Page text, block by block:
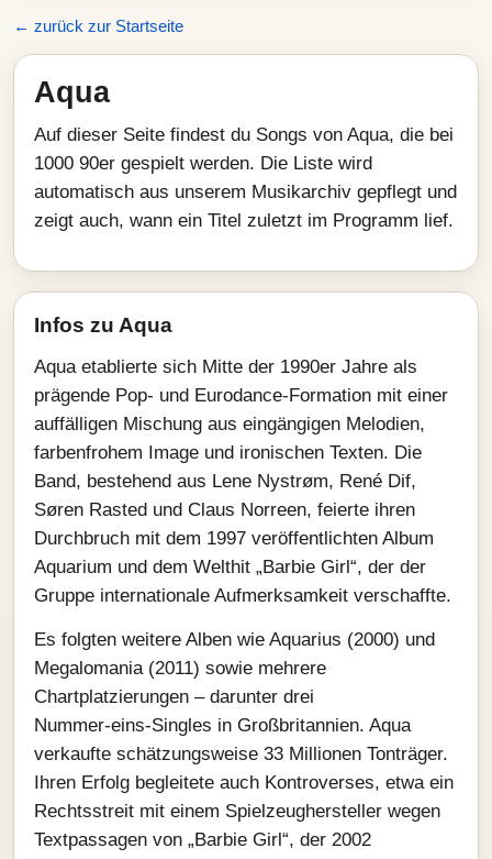
← zurück zur Startseite
Aqua
Auf dieser Seite findest du Songs von Aqua, die bei
1000 90er gespielt werden. Die Liste wird
automatisch aus unserem Musikarchiv gepflegt und
zeigt auch, wann ein Titel zuletzt im Programm lief.
Infos zu Aqua
Aqua etablierte sich Mitte der 1990er Jahre als
prägende Pop‑ und Eurodance‑Formation mit einer
auffälligen Mischung aus eingängigen Melodien,
farbenfrohem Image und ironischen Texten. Die
Band, bestehend aus Lene Nystrøm, René Dif,
Søren Rasted und Claus Norreen, feierte ihren
Durchbruch mit dem 1997 veröffentlichten Album
Aquarium und dem Welthit „Barbie Girl“, der der
Gruppe internationale Aufmerksamkeit verschaffte.
Es folgten weitere Alben wie Aquarius (2000) und
Megalomania (2011) sowie mehrere
Chartplatzierungen – darunter drei
Nummer‑eins‑Singles in Großbritannien. Aqua
verkaufte schätzungsweise 33 Millionen Tonträger.
Ihren Erfolg begleitete auch Kontroverses, etwa ein
Rechtsstreit mit einem Spielzeughersteller wegen
Textpassagen von „Barbie Girl“, der 2002